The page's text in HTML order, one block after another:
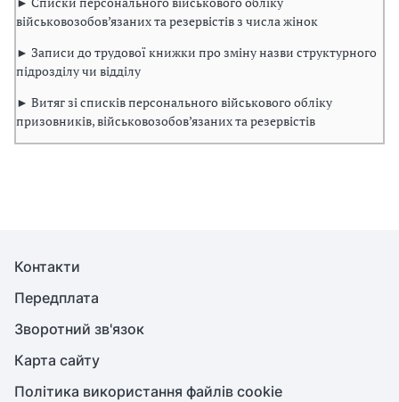
військовозобов’язаних та резервістів з числа жінок
► Записи до трудової книжки про зміну назви структурного
підрозділу чи відділу
► Витяг зі списків персонального військового обліку
призовників, військовозобов’язаних та резервістів
Контакти
Передплата
Зворотний зв'язок
Карта сайту
Політика використання файлів cookie